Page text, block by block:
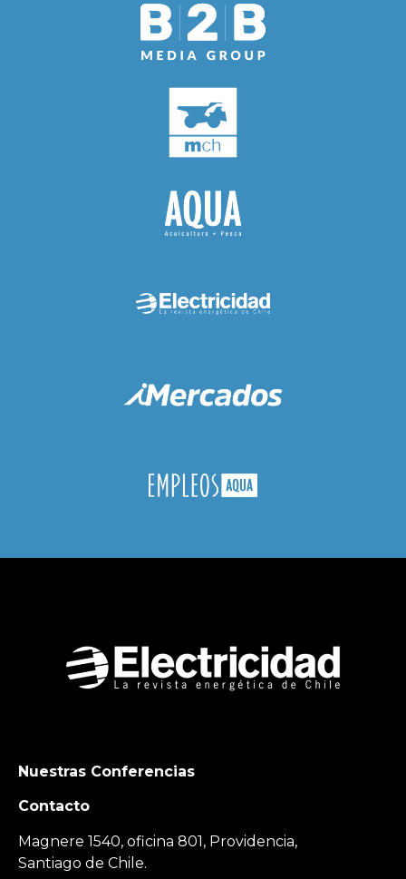
Nuestras Conferencias
Contacto
Magnere 1540, oficina 801, Providencia,
Santiago de Chile.